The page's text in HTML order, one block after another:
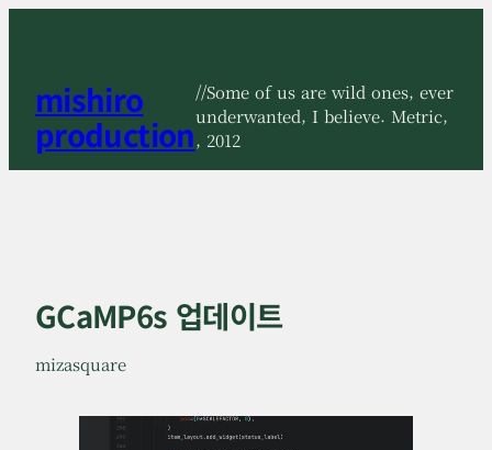
mishiro
production
//Some of us are wild ones, ever
underwanted, I believe. Metric,
, 2012
GCaMP6s 업데이트
mizasquare